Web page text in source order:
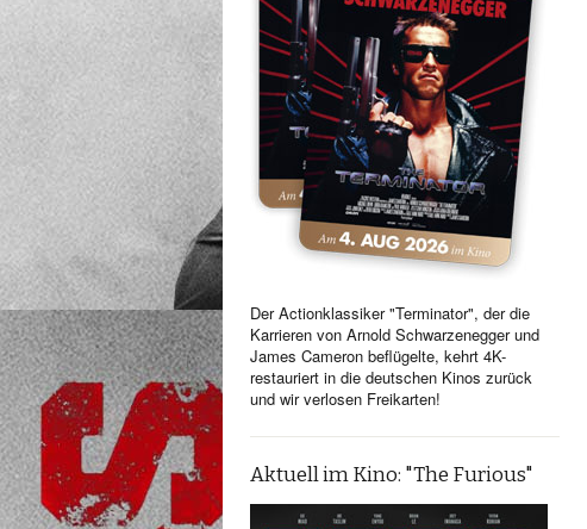
Der Actionklassiker "Terminator", der die
Karrieren von Arnold Schwarzenegger und
James Cameron beflügelte, kehrt 4K-
restauriert in die deutschen Kinos zurück
und wir verlosen Freikarten!
Aktuell im Kino: "The Furious"